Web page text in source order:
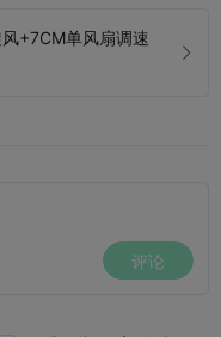
+7CM单风扇调速